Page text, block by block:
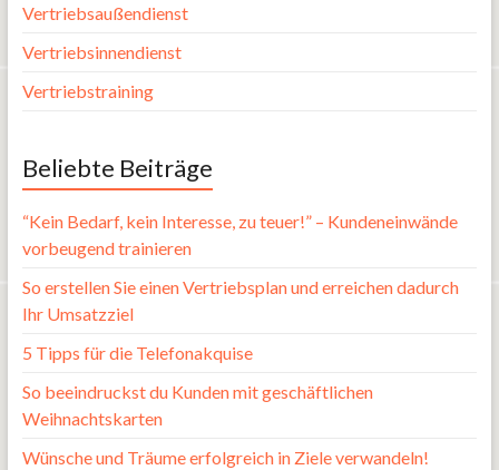
Vertriebsaußendienst
Vertriebsinnendienst
Vertriebstraining
Beliebte Beiträge
“Kein Bedarf, kein Interesse, zu teuer!” – Kundeneinwände
vorbeugend trainieren
So erstellen Sie einen Vertriebsplan und erreichen dadurch
Ihr Umsatzziel
5 Tipps für die Telefonakquise
So beeindruckst du Kunden mit geschäftlichen
Weihnachtskarten
Wünsche und Träume erfolgreich in Ziele verwandeln!